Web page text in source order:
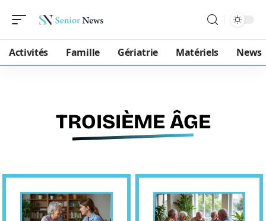
Activités Famille Gériatrie Matériels News
TROISIÈME ÂGE